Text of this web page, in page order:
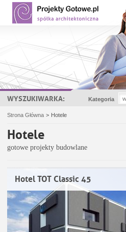
WYSZUKIWARKA: Kategoria
Strona Główna > Hotele
Hotele
gotowe projekty budowlane
Hotel TOT Classic 45